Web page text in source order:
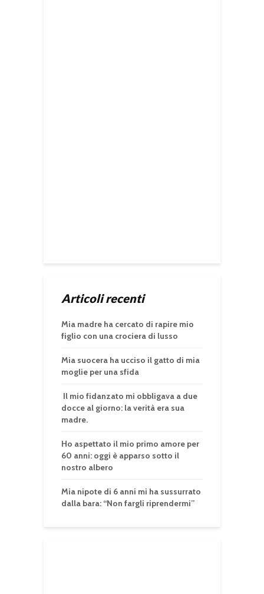
Articoli recenti
Mia madre ha cercato di rapire mio
figlio con una crociera di lusso
Mia suocera ha ucciso il gatto di mia
moglie per una sfida
Il mio fidanzato mi obbligava a due
docce al giorno: la verità era sua
madre.
Ho aspettato il mio primo amore per
60 anni: oggi è apparso sotto il
nostro albero
Mia nipote di 6 anni mi ha sussurrato
dalla bara: “Non fargli riprendermi”